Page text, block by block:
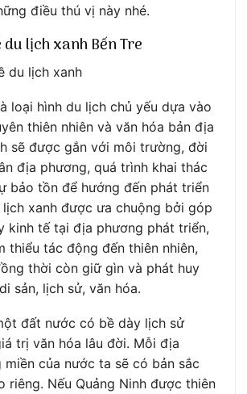
điều thú vị này nhé.
du lịch xanh Bến Tre
du lịch xanh
loại hình du lịch chủ yếu dựa vào
thiên nhiên và văn hóa bản địa
sẽ được gắn với môi trường, đời
địa phương, quá trình khai thác
bảo tồn để hướng đến phát triển
lịch xanh được ưa chuộng bởi góp
kinh tế tại địa phương phát triển,
thiểu tác động đến thiên nhiên,
thời còn giữ gìn và phát huy
sản, lịch sử, văn hóa.
đất nước có bề dày lịch sử
trị văn hóa lâu đời. Mỗi địa
miền của nước ta sẽ có bản sắc
riêng. Nếu Quảng Ninh được thiên